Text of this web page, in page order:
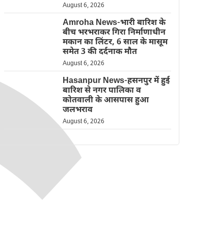
August 6, 2026
Amroha News-भारी बारिश के
बीच भरभराकर गिरा निर्माणाधीन
मकान का लिंटर, 6 साल के मासूम
समेत 3 की दर्दनाक मौत
August 6, 2026
Hasanpur News-हसनपुर में हुई
बारिश से नगर पालिका व
कोतवाली के आसपास हुआ
जलभराव
August 6, 2026